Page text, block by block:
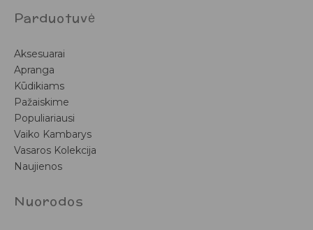
Parduotuvė
Aksesuarai
Apranga
Kūdikiams
Pažaiskime
Populiariausi
Vaiko Kambarys
Vasaros Kolekcija
Naujienos
Nuorodos